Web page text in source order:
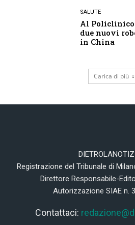
SALUTE
Al
due nuovi
in China
Carica di più
Registrazione del Tribunale di
Direttore Responsabile-
Autorizzazione SIAE n.
Contattaci: